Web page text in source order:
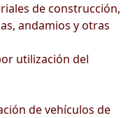
de construcción,
andamios y otras
utilización del
de vehículos de